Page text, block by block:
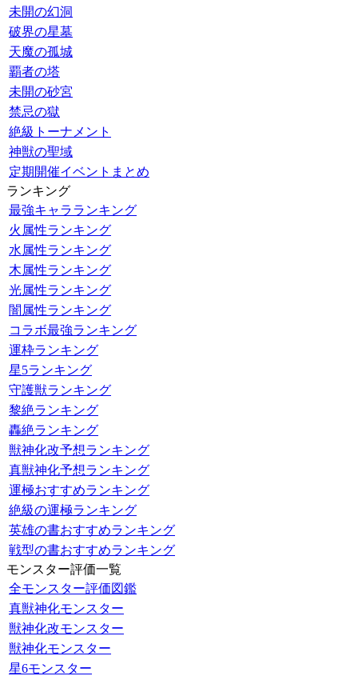
未開の幻洞
破界の星墓
天魔の孤城
覇者の塔
未開の砂宮
禁忌の獄
絶級トーナメント
神獣の聖域
定期開催イベントまとめ
ランキング
最強キャラランキング
火属性ランキング
水属性ランキング
木属性ランキング
光属性ランキング
闇属性ランキング
コラボ最強ランキング
運枠ランキング
星5ランキング
守護獣ランキング
黎絶ランキング
轟絶ランキング
獣神化改予想ランキング
真獣神化予想ランキング
運極おすすめランキング
絶級の運極ランキング
英雄の書おすすめランキング
戦型の書おすすめランキング
モンスター評価一覧
全モンスター評価図鑑
真獣神化モンスター
獣神化改モンスター
獣神化モンスター
星6モンスター